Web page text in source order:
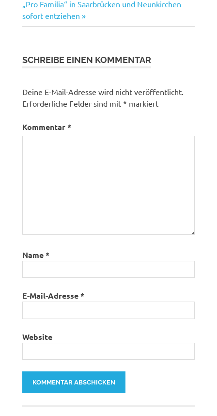
Beitrag:
„Pro Familia“ in Saarbrücken und Neunkirchen
sofort entziehen
SCHREIBE EINEN KOMMENTAR
Deine E-Mail-Adresse wird nicht veröffentlicht.
Erforderliche Felder sind mit* markiert
Kommentar*
Name*
E-Mail-Adresse*
Website